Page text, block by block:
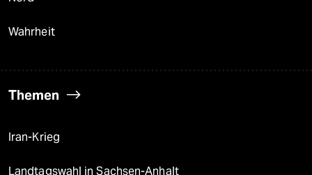
Wahrheit
Themen
Iran-Krieg
Landtagswahl in Sachsen-Anhalt